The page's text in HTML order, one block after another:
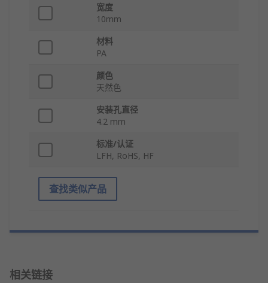
宽度
10mm
材料
PA
颜色
天然色
安装孔直径
4.2 mm
标准/认证
LFH, RoHS, HF
查找类似产品
相关链接